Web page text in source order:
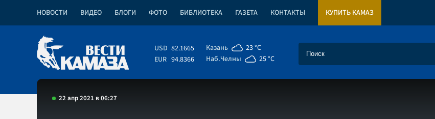
НОВОСТИ ВИДЕО БЛОГИ ФОТО БИБЛИОТЕКА ГАЗЕТА КОНТАКТЫ КУПИТЬ КАМАЗ
USD 82.1665
EUR 94.8366
Казань
23 °C
Наб.Челны
25 °C
22 апр 2021 в 06:27